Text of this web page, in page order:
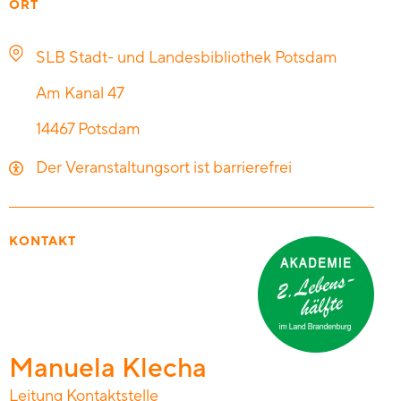
ORT
SLB Stadt- und Landesbibliothek Potsdam
Am Kanal 47
14467 Potsdam
Der Veranstaltungsort ist barrierefrei
KONTAKT
Manuela Klecha
Leitung Kontaktstelle